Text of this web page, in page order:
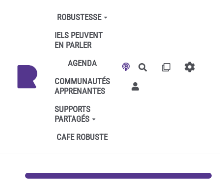
Aller au contenu principal
ROBUSTESSE
IELS PEUVENT
EN PARLER
AGENDA
COMMUNAUTÉS
APPRENANTES
SUPPORTS
PARTAGÉS
CAFE ROBUSTE
Rechercher